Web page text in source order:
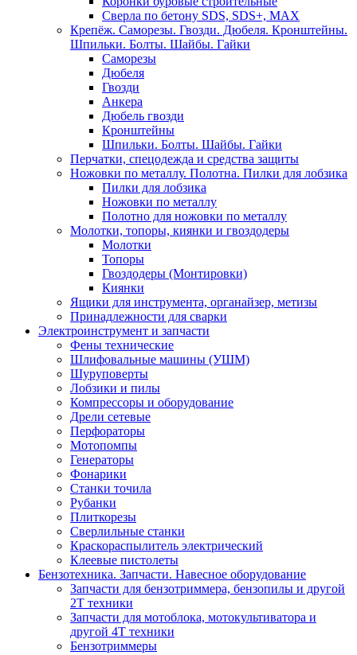
Сверла по бетону SDS, SDS+, MAX
Крепёж. Саморезы. Гвозди. Дюбеля. Кронштейны.
Шпильки. Болты. Шайбы. Гайки
Саморезы
Дюбеля
Гвозди
Анкера
Дюбель гвозди
Кронштейны
Шпильки. Болты. Шайбы. Гайки
Перчатки, спецодежда и средства защиты
Ножовки по металлу. Полотна. Пилки для лобзика
Пилки для лобзика
Ножовки по металлу
Полотно для ножовки по металлу
Молотки, топоры, киянки и гвоздодеры
Молотки
Топоры
Гвоздодеры (Монтировки)
Киянки
Ящики для инструмента, органайзер, метизы
Принадлежности для сварки
Электроинструмент и запчасти
Фены технические
Шлифовальные машины (УШМ)
Шуруповерты
Лобзики и пилы
Компрессоры и оборудование
Дрели сетевые
Перфораторы
Мотопомпы
Генераторы
Фонарики
Станки точила
Рубанки
Плиткорезы
Сверлильные станки
Краскораспылитель электрический
Клеевые пистолеты
Бензотехника. Запчасти. Навесное оборудование
Запчасти для бензотриммера, бензопилы и другой
2Т техники
Запчасти для мотоблока, мотокультиватора и
другой 4Т техники
Бензотриммеры